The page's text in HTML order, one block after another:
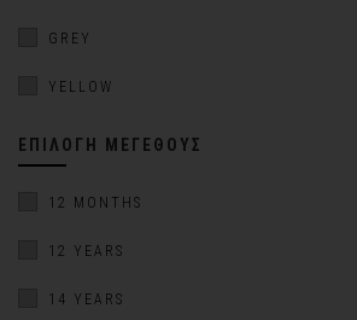
GREY
YELLOW
ΕΠΙΛΟΓΉ ΜΕΓΈΘΟΥΣ
12 MONTHS
12 YEARS
14 YEARS